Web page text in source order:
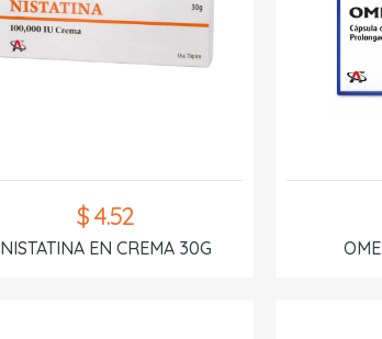
$ 4.52
NISTATINA EN CREMA 30G